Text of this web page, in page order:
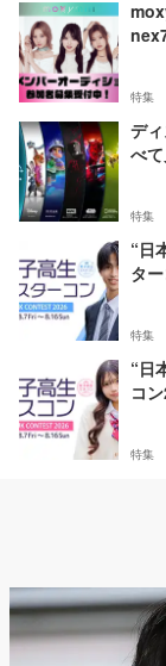
特集
デ
べて
特集
“日
タ
特集
“日
コ
特集